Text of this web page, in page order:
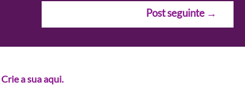
Post seguinte →
Crie a sua aqui.